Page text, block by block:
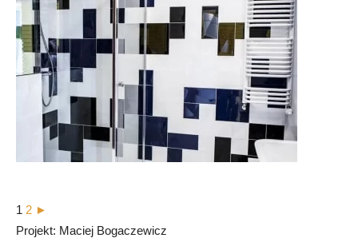
1 2 ►
Projekt: Maciej Bogaczewicz